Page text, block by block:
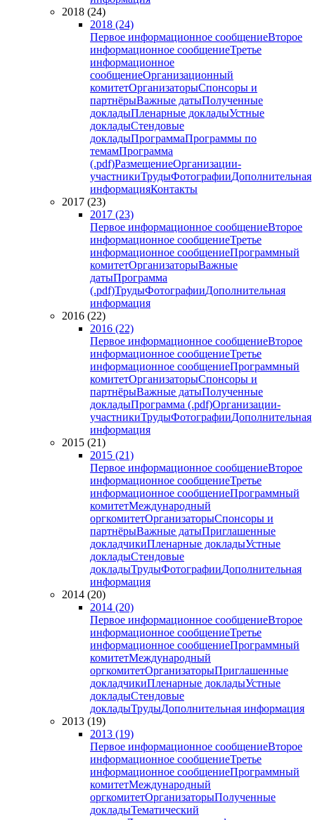
2018 (24)
2018 (24)
Первое информационное сообщениеВторое
информационное сообщениеТретье
информационное
сообщениеОрганизационный
комитетОрганизаторыСпонсоры и
партнёрыВажные датыПолученные
докладыПленарные докладыУстные
докладыСтендовые
докладыПрограммаПрограммы по
темамПрограмма
(.pdf)РазмещениеОрганизации-
участникиТрудыФотографииДополнительная
информацияКонтакты
2017 (23)
2017 (23)
Первое информационное сообщениеВторое
информационное сообщениеТретье
информационное сообщениеПрограммный
комитетОрганизаторыВажные
датыПрограмма
(.pdf)ТрудыФотографииДополнительная
информация
2016 (22)
2016 (22)
Первое информационное сообщениеВторое
информационное сообщениеТретье
информационное сообщениеПрограммный
комитетОрганизаторыСпонсоры и
партнёрыВажные датыПолученные
докладыПрограмма (.pdf)Организации-
участникиТрудыФотографииДополнительная
информация
2015 (21)
2015 (21)
Первое информационное сообщениеВторое
информационное сообщениеТретье
информационное сообщениеПрограммный
комитетМеждународный
оргкомитетОрганизаторыСпонсоры и
партнёрыВажные датыПриглашенные
докладчикиПленарные докладыУстные
докладыСтендовые
докладыТрудыФотографииДополнительная
информация
2014 (20)
2014 (20)
Первое информационное сообщениеВторое
информационное сообщениеТретье
информационное сообщениеПрограммный
комитетМеждународный
оргкомитетОрганизаторыПриглашенные
докладчикиПленарные докладыУстные
докладыСтендовые
докладыТрудыДополнительная информация
2013 (19)
2013 (19)
Первое информационное сообщениеВторое
информационное сообщениеТретье
информационное сообщениеПрограммный
комитетМеждународный
оргкомитетОрганизаторыПолученные
докладыТематический